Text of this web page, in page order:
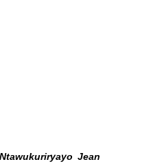
Jean